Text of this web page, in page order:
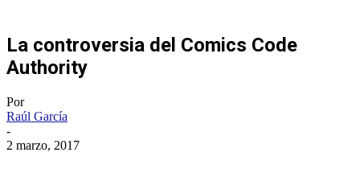
La controversia del Comics Code
Authority
Por
Raúl García
-
2 marzo, 2017